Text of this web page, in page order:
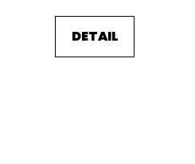
DETAIL